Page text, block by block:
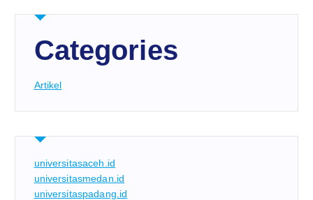
Categories
Artikel
universitasaceh.id
universitasmedan.id
universitaspadang.id